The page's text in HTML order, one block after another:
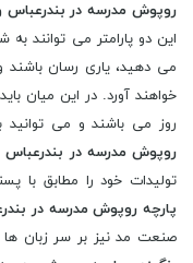
روپوش مدرسه در بندرعباس
این دو پارامتر می توانند
می دهید، یاری رسان
خواهند آورد. در این میان
روز می باشند و می توانید
روپوش مدرسه در بندرعباس
تولیدات خود را مطابق با
پارچه روپوش مدرسه در
صنعت مد نیز بر سر زبان ها